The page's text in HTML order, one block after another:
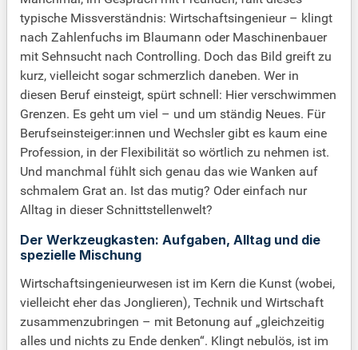
typische Missverständnis: Wirtschaftsingenieur – klingt
nach Zahlenfuchs im Blaumann oder Maschinenbauer
mit Sehnsucht nach Controlling. Doch das Bild greift zu
kurz, vielleicht sogar schmerzlich daneben. Wer in
diesen Beruf einsteigt, spürt schnell: Hier verschwimmen
Grenzen. Es geht um viel – und um ständig Neues. Für
Berufseinsteiger:innen und Wechsler gibt es kaum eine
Profession, in der Flexibilität so wörtlich zu nehmen ist.
Und manchmal fühlt sich genau das wie Wanken auf
schmalem Grat an. Ist das mutig? Oder einfach nur
Alltag in dieser Schnittstellenwelt?
Der Werkzeugkasten: Aufgaben, Alltag und die
spezielle Mischung
Wirtschaftsingenieurwesen ist im Kern die Kunst (wobei,
vielleicht eher das Jonglieren), Technik und Wirtschaft
zusammenzubringen – mit Betonung auf „gleichzeitig
alles und nichts zu Ende denken“. Klingt nebulös, ist im